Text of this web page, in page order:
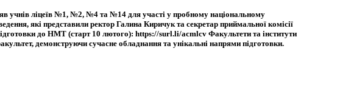
учнів ліцеїв №1, №2, №4 та №14 для участі у пробному національному
які представили ректор Галина Киричук та секретар приймальної комісії
до НМТ (старт 10 лютого): https://surl.li/acmlcv Факультети та інститути
демонструючи сучасне обладнання та унікальні напрями підготовки.